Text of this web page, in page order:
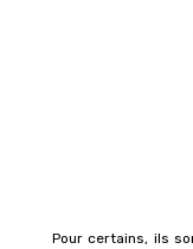
Pour certains, ils